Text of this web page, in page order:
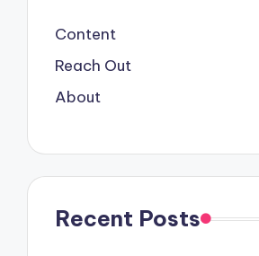
Content
Reach Out
About
Recent Posts